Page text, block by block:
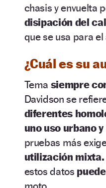
chasis y envuelta
disipación del
que se usa para
¿Cuál es su
Tema siempre
Davidson se
diferentes
uno uso urbano
pruebas más
utilización mixta.
estos datos